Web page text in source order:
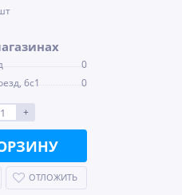
0
6с1
0
+
ОТЛОЖИТЬ